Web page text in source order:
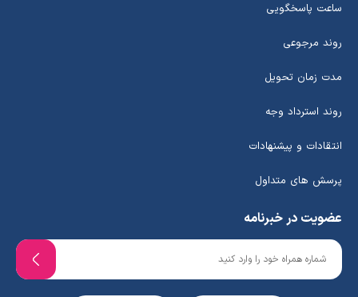
ساعت پاسخگویی
روند مرجوعی
مدت زمان تحویل
روند استرداد وجه
انتقادات و پیشنهادات
پرسش های متداول
عضویت در خبرنامه